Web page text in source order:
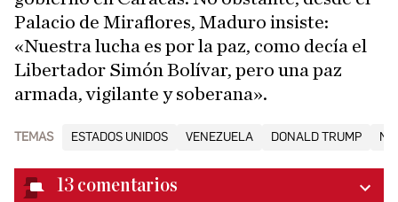
Palacio de Miraflores, Maduro insiste:
«Nuestra lucha es por la paz, como decía el
Libertador Simón Bolívar, pero una paz
armada, vigilante y soberana».
TEMAS ESTADOS UNIDOS VENEZUELA DONALD TRUMP
13 comentarios